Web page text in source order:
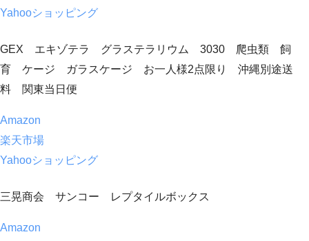
Yahooショッピング
GEX エキゾテラ グラステラリウム 3030 爬虫類 飼
育 ケージ ガラスケージ お一人様2点限り 沖縄別途送
料 関東当日便
Amazon
楽天市場
Yahooショッピング
三晃商会 サンコー レプタイルボックス
Amazon